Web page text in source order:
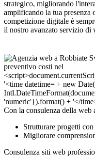
strategico, migliorando
amplificando la tua presenza
competizione digitale è
il nostro avanzato servizio di
Con la consulenza della web
Strutturare progetti
Migliorare
Consulenza siti web